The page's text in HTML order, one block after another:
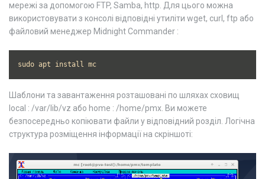
мережі за допомогою FTP, Samba, http. Для цього можна
використовувати з консолі відповідні утиліти wget, curl, ftp або
файловий менеджер Midnight Commander :
sudo apt install mc
Шаблони та завантаження розташовані по шляхах сховищ
local : /var/lib/vz або home : /home/pmx. Ви можете
безпосередньо копіювати файли у відповідний розділ. Логічна
структура розміщення інформації на скріншоті: